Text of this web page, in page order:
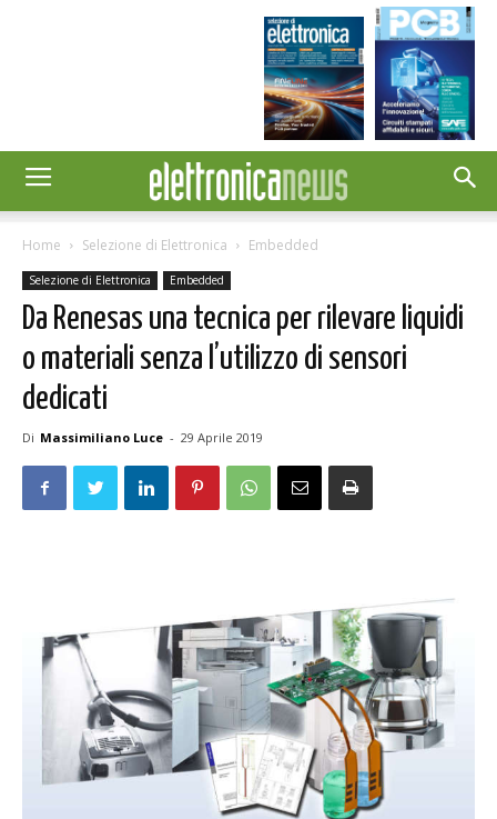
Home Selezione di Elettronica Embedded
Selezione di Elettronica Embedded
Da Renesas una tecnica per rilevare liquidi
o materiali senza l’utilizzo di sensori
dedicati
Di Massimiliano Luce - 29 Aprile 2019